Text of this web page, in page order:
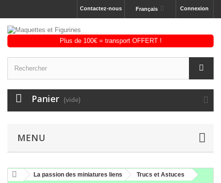
Connexion
Français
Contactez-nous
Panier (vide)
MENU
La passion des miniatures liens
Trucs et Astuces